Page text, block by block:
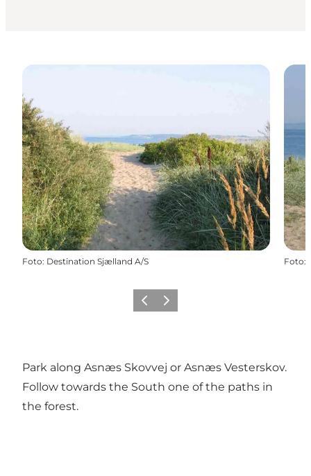
Foto: Destination Sjælland A/S Foto:
Föregående
Nästa
Park along Asnæs Skovvej or Asnæs Vesterskov.
Follow towards the South one of the paths in
the forest.